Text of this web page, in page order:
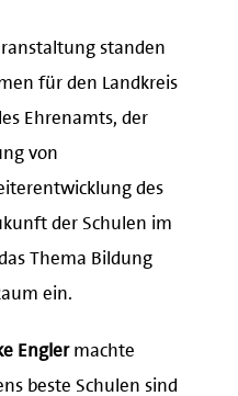
standen
für den Landkreis
Ehrenamts, der
von
des
der Schulen im
Thema Bildung
ein.
Englermachte
beste Schulen sind